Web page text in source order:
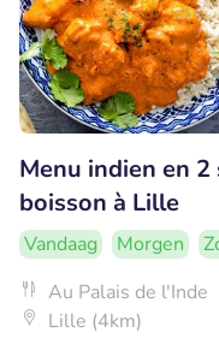
Menu indien en
boisson à Lille
Vandaag Morgen
Au Palais de l'Inde
Lille (4km)